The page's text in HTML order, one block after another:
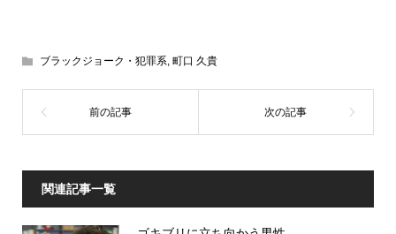
ブラックジョーク・犯罪系, 町口 久貴
関連記事一覧